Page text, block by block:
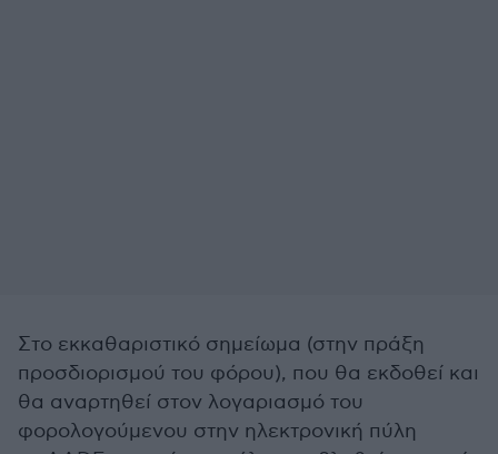
Στο εκκαθαριστικό σημείωμα (στην πράξη
προσδιορισμού του φόρου), που θα εκδοθεί και
θα αναρτηθεί στον λογαριασμό του
φορολογούμενου στην ηλεκτρονική πύλη